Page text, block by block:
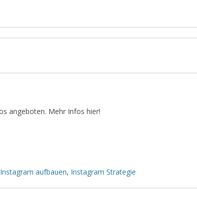
angeboten. Mehr Infos hier!
aufbauen, Instagram Strategie